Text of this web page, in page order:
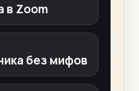
в Zoom
без мифов